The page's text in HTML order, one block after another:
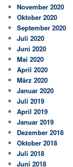
November 2020
Oktober 2020
September 2020
Juli 2020
Juni 2020
Mai 2020
April 2020
März 2020
Januar 2020
Juli 2019
April 2019
Januar 2019
Dezember 2018
Oktober 2018
Juli 2018
Juni 2018